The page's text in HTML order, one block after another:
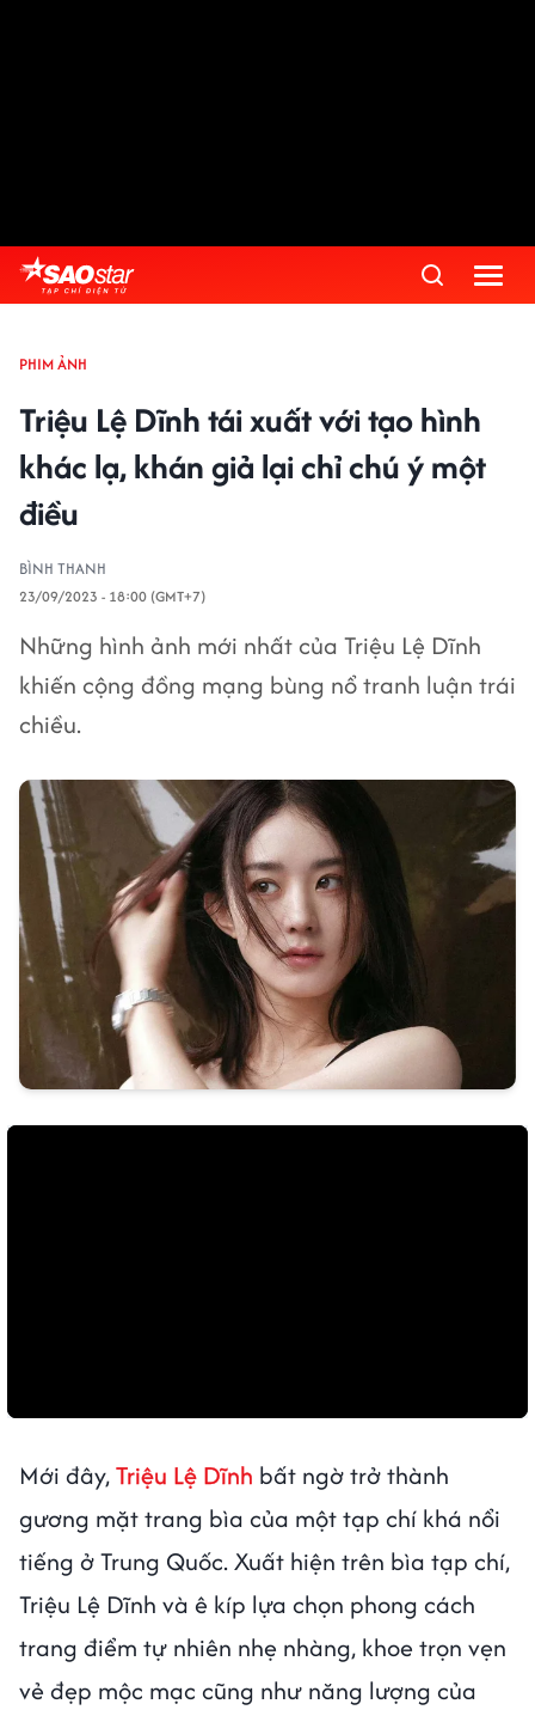
PHIM ẢNH
Triệu Lệ Dĩnh tái xuất với tạo hình
khác lạ, khán giả lại chỉ chú ý một
điều
BÌNH THANH
23/09/2023 - 18:00 (GMT+7)
Những hình ảnh mới nhất của Triệu Lệ Dĩnh
khiến cộng đồng mạng bùng nổ tranh luận trái
chiều.
Mới đây,Triệu Lệ Dĩnh bất ngờ trở thành
gương mặt trang bìa của một tạp chí khá nổi
tiếng ở Trung Quốc. Xuất hiện trên bìa tạp chí,
Triệu Lệ Dĩnh và ê kíp lựa chọn phong cách
trang điểm tự nhiên nhẹ nhàng, khoe trọn vẹn
vẻ đẹp mộc mạc cũng như năng lượng của